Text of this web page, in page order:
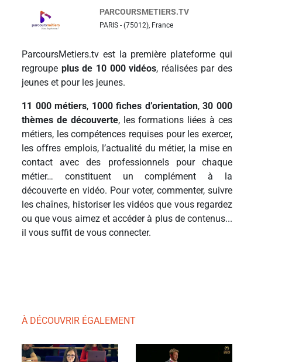
PARCOURSMETIERS.TV
PARIS - (75012), France
ParcoursMetiers.tv est la première plateforme qui
regroupe plus de 10 000 vidéos, réalisées par des
jeunes et pour les jeunes.
11 000 métiers, 1000 fiches d’orientation,30 000
thèmes de découverte, les formations liées à ces
métiers, les compétences requises pour les exercer,
les offres emplois, l’actualité du métier, la mise en
contact avec des professionnels pour chaque
métier… constituent un complément à la
découverte en vidéo. Pour voter, commenter, suivre
les chaînes, historiser les vidéos que vous regardez
ou que vous aimez et accéder à plus de contenus...
il vous suffit de vous connecter.
À DÉCOUVRIR ÉGALEMENT